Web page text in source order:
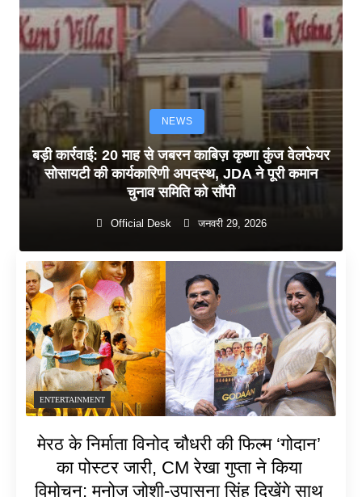
NEWS
बड़ी कार्रवाई: 20 माह से जबरन काबिज़ कृष्णा कुंज वेलफेयर
सोसायटी की कार्यकारिणी अपदस्थ, JDA ने पूरी कमान
चुनाव समिति को सौंपी
Official Desk जनवरी 29, 2026
ENTERTAINMENT
मेरठ के निर्माता विनोद चौधरी की फिल्म ‘गोदान’
का पोस्टर जारी, CM रेखा गुप्ता ने किया
विमोचन; मनोज जोशी-उपासना सिंह दिखेंगे साथ